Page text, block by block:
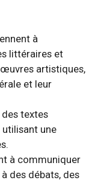
à
littéraires et
artistiques,
et leur
textes
une
à communiquer
des débats, des